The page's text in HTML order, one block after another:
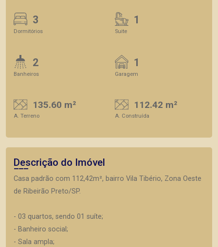
3
Dormitórios
1
Suite
2
Banheiros
1
Garagem
135.60 m²
A. Terreno
112.42 m²
A. Construída
Descrição do Imóvel
Casa padrão com 112,42m², bairro Vila Tibério, Zona Oeste
de Ribeirão Preto/SP.
- 03 quartos, sendo 01 suíte;
- Banheiro social;
- Sala ampla;